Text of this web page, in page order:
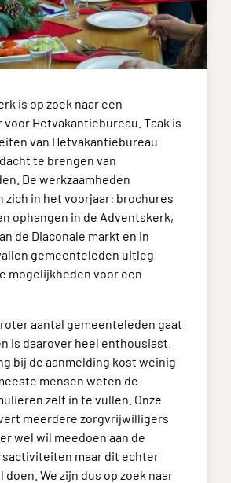
is op zoek naar een
voor Hetvakantiebureau. Taak is
van Hetvakantiebureau
te brengen van
De werkzaamheden
zich in het voorjaar: brochures
ophangen in de Adventskerk,
de Diaconale markt en in
gemeenteleden uitleg
mogelijkheden voor een
aantal gemeenteleden gaat
is daarover heel enthousiast.
bij de aanmelding kost weinig
mensen weten de
zelf in te vullen. Onze
meerdere zorgvrijwilligers
wel wil meedoen aan de
maar dit echter
doen. We zijn dus op zoek naar